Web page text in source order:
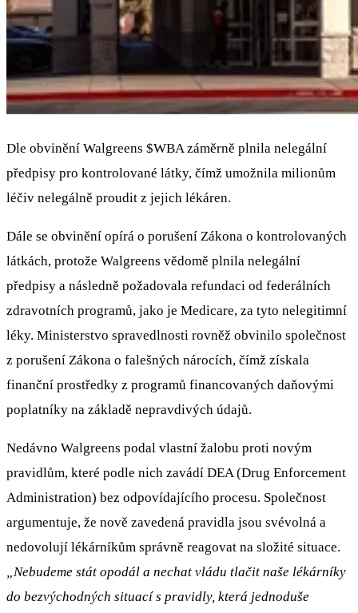
Dle obvinění Walgreens $WBAzáměrně plnila nelegální
předpisy pro kontrolované látky, čímž umožnila milionům
léčiv nelegálně proudit z jejich lékáren.
Dále se obvinění opírá o porušení Zákona o kontrolovaných
látkách, protože Walgreens vědomě plnila nelegální
předpisy a následně požadovala refundaci od federálních
zdravotních programů, jako je Medicare, za tyto nelegitimní
léky. Ministerstvo spravedlnosti rovněž obvinilo společnost
z porušení Zákona o falešných nárocích, čímž získala
finanční prostředky z programů financovaných daňovými
poplatníky na základě nepravdivých údajů.
Nedávno Walgreens podal vlastní žalobu proti novým
pravidlům, které podle nich zavádí DEA (Drug Enforcement
Administration) bez odpovídajícího procesu. Společnost
argumentuje, že nově zavedená pravidla jsou svévolná a
nedovolují lékárníkům správně reagovat na složité situace.
„Nebudeme stát opodál a nechat vládu tlačit naše lékárníky
do bezvýchodných situací s pravidly, která jednoduše